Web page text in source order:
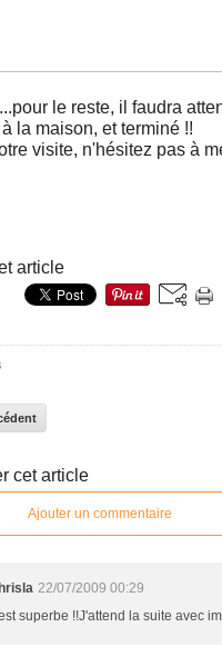
le reste, il faudra
la maison, et terminé !!
visite, n'hésitez pas à
article
cet article
Ajouter un commentaire
22/07/2009 00:29
superbe !!J'attend la suite avec